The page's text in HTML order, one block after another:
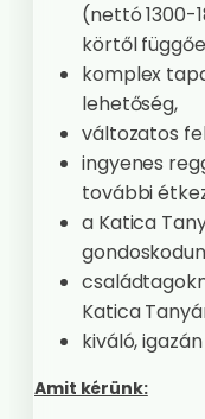
(nettó 1300-
körtől
komplex
lehetőség,
változatos
ingyenes
további
a Katica
Katica
kiváló,
Amit kérünk: